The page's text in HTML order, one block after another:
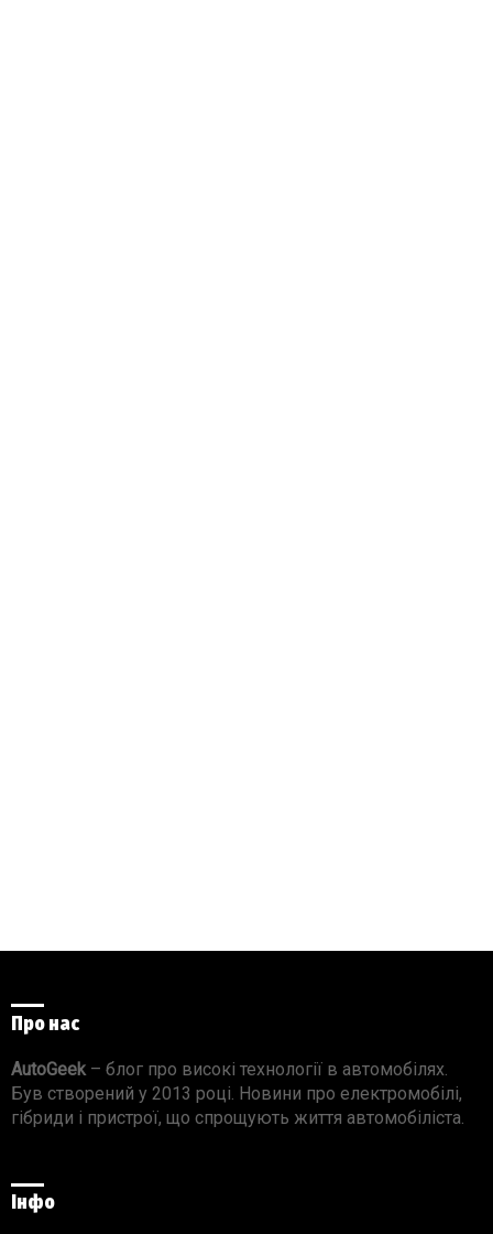
Про нас
AutoGeek – блог про високі технології в автомобілях.
Був створений у 2013 році. Новини про електромобілі,
гібриди і пристрої, що спрощують життя автомобіліста.
Інфо